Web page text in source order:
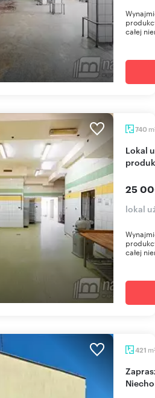
całej
740 m
Lokal użytkowy 740 m² w Niechorzu - hala
25
lokal
całej
421 m
Zapraszam do wynajmu 421 m² lokalu w centrum